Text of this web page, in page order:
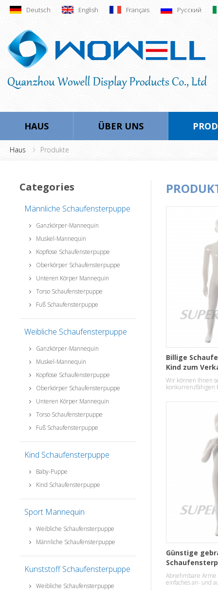
Deutsch English Français Русский
HAUS ÜBER UNS
Haus Produkte
Categories
Männliche Schaufensterpuppe
Ganzkörper-Mannequin
Muskel-Mannequin
Kopflose Schaufensterpuppe
Oberkörper Schaufensterpuppe
Unteren Körper Mannequin
Torso Schaufensterpuppe
Fuß Schaufensterpuppe
Weibliche Schaufensterpuppe
Ganzkörper-Mannequin
Muskel-Mannequin
Kopflose Schaufensterpuppe
Oberkörper Schaufensterpuppe
Unteren Körper Mannequin
Torso Schaufensterpuppe
Fuß Schaufensterpuppe
Kind Schaufensterpuppe
Baby-Puppe
Kind Schaufensterpuppe
Sport Mannequin
Weibliche Schaufensterpuppe
Männliche Schaufensterpuppe
Kunststoff Schaufensterpuppe
Weibliche Schaufensterpuppe
Billige
Kind zum
Wir können Ihnen
konkurrenzfähigen
Gewinn immer
Günstige
verkaufen
Abnehmbare
einfaches an- und